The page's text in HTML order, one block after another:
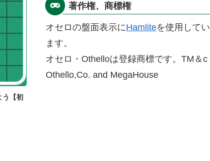
う【初
著作権、商標権
オセロの盤面表示にHamliteを使用してい
ます。
オセロ・Othelloは登録商標です。TM＆c
Othello,Co. and MegaHouse